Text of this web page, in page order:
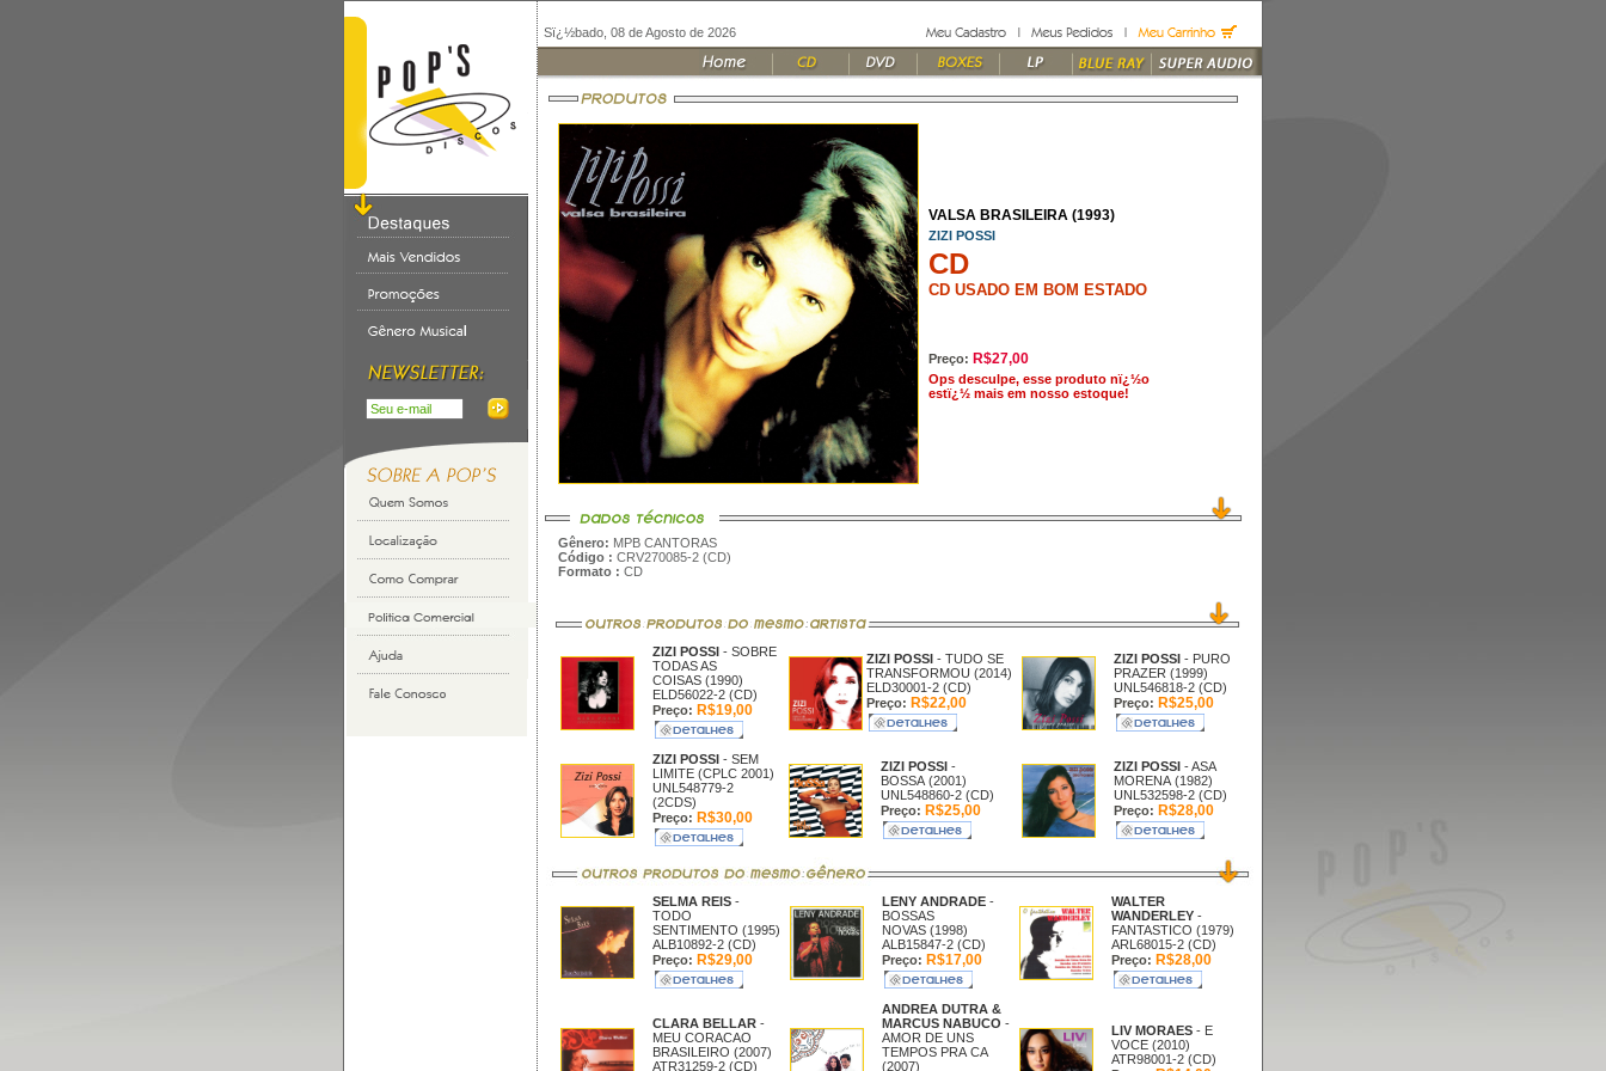
Sï¿½bado, 08 de Agosto de 2026
VALSA BRASILEIRA (1993)
ZIZI POSSI
CD
CD USADO EM BOM ESTADO
Preço: R$27,00
Ops desculpe, esse produto nï¿½o
estï¿½ mais em nosso estoque!
Gênero: MPB CANTORAS
Código : CRV270085-2 (CD)
Formato : CD
ZIZI POSSI - SOBRE
TODAS AS
COISAS (1990)
ELD56022-2 (CD)
Preço: R$19,00
ZIZI POSSI - TUDO SE
TRANSFORMOU (2014)
ELD30001-2 (CD)
Preço: R$22,00
ZIZI POSSI - PURO
PRAZER (1999)
UNL546818-2 (CD)
Preço: R$25,00
ZIZI POSSI - SEM
LIMITE (CPLC 2001)
UNL548779-2
(2CDS)
Preço: R$30,00
ZIZI POSSI -
BOSSA (2001)
UNL548860-2 (CD)
Preço: R$25,00
ZIZI POSSI - ASA
MORENA (1982)
UNL532598-2 (CD)
Preço: R$28,00
SELMA REIS -
TODO
SENTIMENTO (1995)
ALB10892-2 (CD)
Preço: R$29,00
LENY ANDRADE -
BOSSAS
NOVAS (1998)
ALB15847-2 (CD)
Preço: R$17,00
WALTER
WANDERLEY -
FANTASTICO (1979)
ARL68015-2 (CD)
Preço: R$28,00
CLARA BELLAR -
MEU CORACAO
BRASILEIRO (2007)
ATR31259-2 (CD)
ANDREA DUTRA &
MARCUS NABUCO -
AMOR DE UNS
TEMPOS PRA CA
(2007)
LIV MORAES - E
VOCE (2010)
ATR98001-2 (CD)